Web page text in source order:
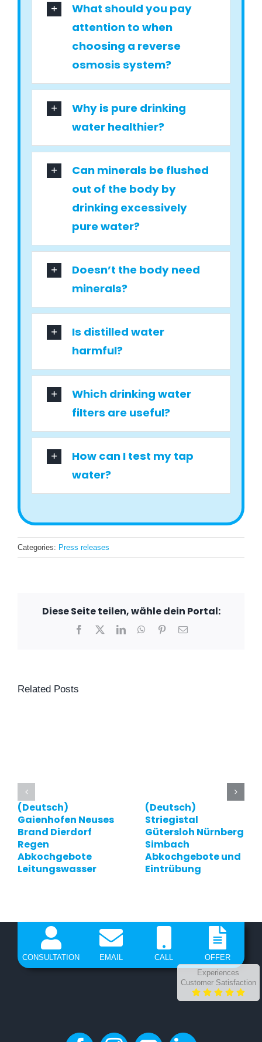
What should you pay
attention to when
choosing a reverse
osmosis system?
Why is pure drinking
water healthier?
Can minerals be flushed
out of the body by
drinking excessively
pure water?
Doesn’t the body need
minerals?
Is distilled water
harmful?
Which drinking water
filters are useful?
How can I test my tap
water?
Categories: Press releases
Diese Seite teilen, wähle dein Portal:
Facebook LinkedInWhatsApp
PinterestEmail
Related Posts
(Deutsch)
Gaienhofen Neuses
Brand Dierdorf
Regen
Abkochgebote
Leitungswasser
(Deutsch)
Striegistal
Gütersloh Nürnberg
Simbach
Abkochgebote und
Eintrübung
CONSULTATION EMAIL CALL
OFFER
Experiences
Customer Satisfaction